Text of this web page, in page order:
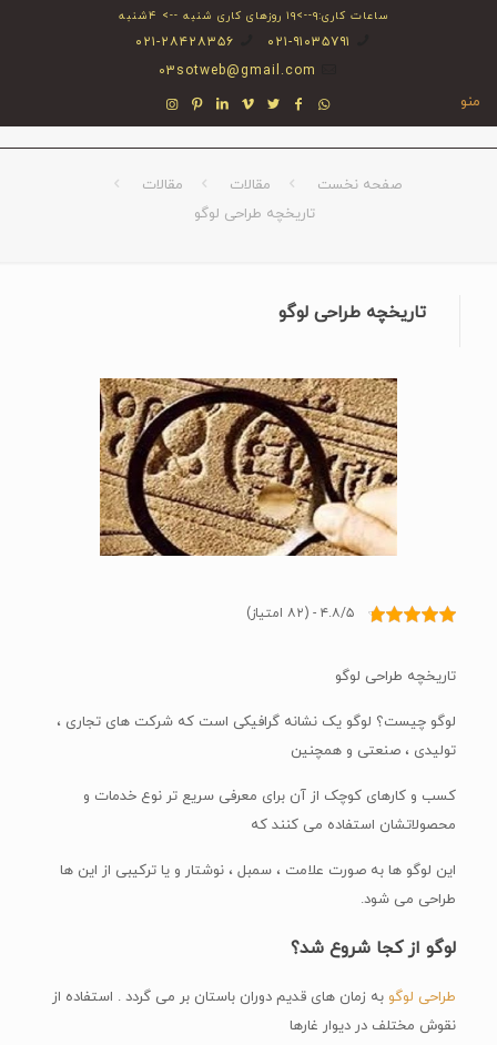
ساعات کاری:۹-->۱۹ روزهای کاری شنبه --> ۴شنبه
۰۲۱-۹۱۰۳۵۷۹۱
۰۲۱-۲۸۴۲۸۳۵۶
03sotweb@gmail.com
منو
صفحه نخست مقالات
مقالات
تاریخچه طراحی لوگو
تاریخچه طراحی لوگو
۴.۸/۵ - (۸۲ امتیاز)
تاریخچه طراحی لوگو
لوگو چیست؟ لوگو یک نشانه گرافیکی است که شرکت های تجاری ،
تولیدی ، صنعتی و همچنین
کسب و کارهای کوچک از آن برای معرفی سریع تر نوع خدمات و
محصولاتشان استفاده می کنند که
این لوگو ها به صورت علامت ، سمبل ، نوشتار و یا ترکیبی از این ها
طراحی می شود.
لوگو از کجا شروع شد؟
طراحی لوگو به زمان های قدیم دوران باستان بر می گردد . استفاده از
نقوش مختلف در دیوار غارها